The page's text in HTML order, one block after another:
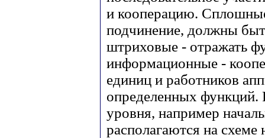
и кооперацию.
подчинение, должны
штриховые - отражать
информационные -
единиц и работников
определенных функций.
уровня, например
располагаются на схеме